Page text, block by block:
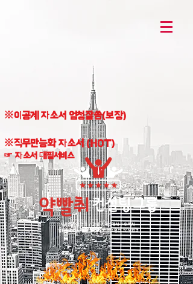
※이공계 자소서 엄청잘씀(보장)
※직무만능화 자소서 (HOT)
☞ 자소서 대필서비스